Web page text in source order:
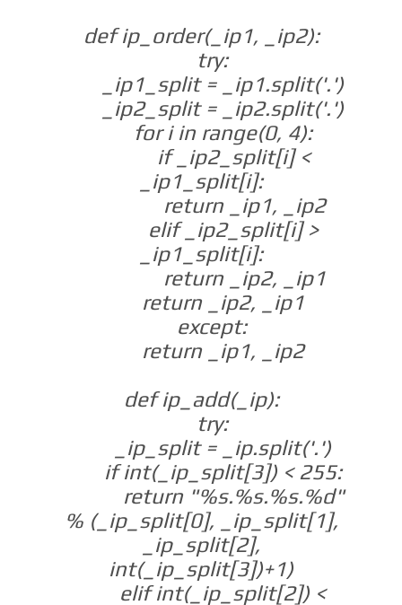
def ip_order(_ip1, _ip2):
try:
_ip1_split = _ip1.split('.')
_ip2_split = _ip2.split('.')
for i in range(0, 4):
if _ip2_split[i] <
_ip1_split[i]:
return _ip1, _ip2
elif _ip2_split[i] >
_ip1_split[i]:
return _ip2, _ip1
return _ip2, _ip1
except:
return _ip1, _ip2
def ip_add(_ip):
try:
_ip_split = _ip.split('.')
if int(_ip_split[3]) < 255:
return "%s.%s.%s.%d"
% (_ip_split[0], _ip_split[1],
_ip_split[2],
int(_ip_split[3])+1)
elif int(_ip_split[2]) <